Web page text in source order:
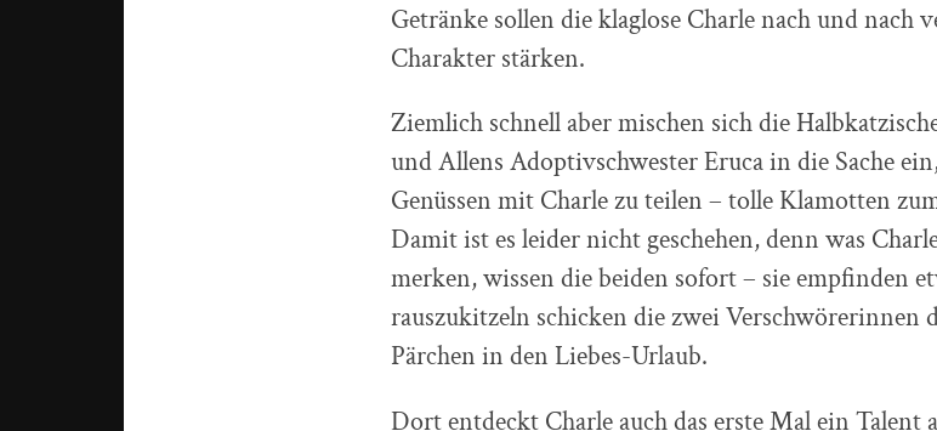
Getränke sollen die klaglose Charle nach und nach
Charakter stärken.
Ziemlich schnell aber mischen sich die
und Allens Adoptivschwester Eruca in die Sache
Genüssen mit Charle zu teilen – tolle Klamotten
Damit ist es leider nicht geschehen, denn was
merken, wissen die beiden sofort – sie empfinden
rauszukitzeln schicken die zwei Verschwörerinnen
Pärchen in den Liebes-Urlaub.
Dort entdeckt Charle auch das erste Mal ein Talent